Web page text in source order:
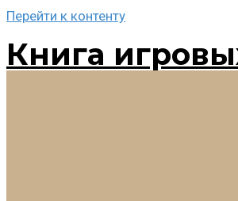
Перейти к контенту
Книга